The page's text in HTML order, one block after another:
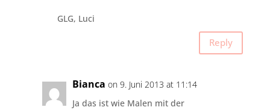
GLG, Luci
Reply
Bianca on 9. Juni 2013 at 11:14
Ja das ist wie Malen mit der